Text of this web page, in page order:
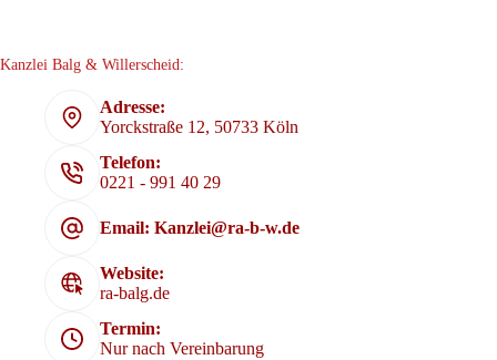
Kanzlei Balg & Willerscheid:
Adresse:
Yorckstraße 12, 50733 Köln
Telefon:
0221 - 991 40 29
Email: Kanzlei@ra-b-w.de
Website:
ra-balg.de
Termin:
Nur nach Vereinbarung